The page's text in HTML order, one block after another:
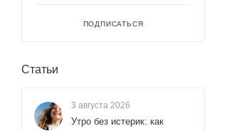
ПОДПИСАТЬСЯ
Статьи
3 августа 2026
Утро без истерик: как